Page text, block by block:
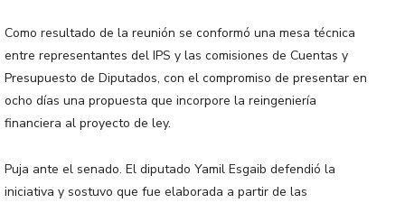
Como resultado de la reunión se conformó una mesa técnica
entre representantes del IPS y las comisiones de Cuentas y
Presupuesto de Diputados, con el compromiso de presentar en
ocho días una propuesta que incorpore la reingeniería
financiera al proyecto de ley.
Puja ante el senado. El diputado Yamil Esgaib defendió la
iniciativa y sostuvo que fue elaborada a partir de las